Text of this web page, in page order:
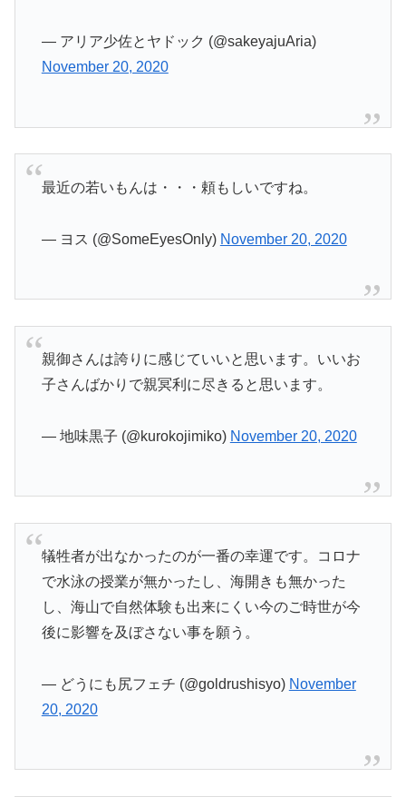
— アリア少佐とヤドック (@sakeyajuAria)
November 20, 2020
最近の若いもんは・・・頼もしいですね。
— ヨス (@SomeEyesOnly) November 20, 2020
親御さんは誇りに感じていいと思います。いいお
子さんばかりで親冥利に尽きると思います。
— 地味黒子 (@kurokojimiko) November 20, 2020
犠牲者が出なかったのが一番の幸運です。コロナ
で水泳の授業が無かったし、海開きも無かった
し、海山で自然体験も出来にくい今のご時世が今
後に影響を及ぼさない事を願う。
— どうにも尻フェチ (@goldrushisyo) November
20, 2020